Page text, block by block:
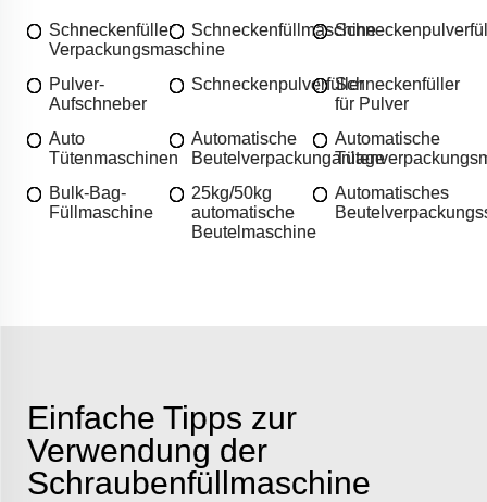
Schneckenfüller
Verpackungsmaschine
Schneckenfüllmaschine
Pulver-
Aufschneber
SchneckenpulverfüllerSchneckenfüller
für Pulver
Auto
Tütenmaschinen
Automatische
Beutelverpackunganlage
Automatische
Bulk-Bag-
Füllmaschine
25kg/50kg
automatische
Beutelmaschine
Automatisches
Einfache Tipps zur
Verwendung der
Schraubenfüllmaschine